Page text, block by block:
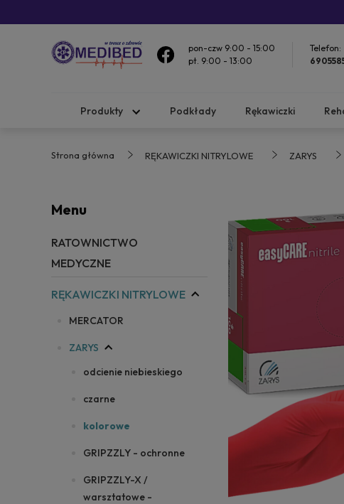
pon-czw 9:00 - 15:00
pt. 9:00 - 13:00
Telefon:
Produkty Podkłady Rękawiczki
Strona główna RĘKAWICZKI NITRYLOWE ZARYS
Menu
RATOWNICTWO
MEDYCZNE
RĘKAWICZKI NITRYLOWE
MERCATOR
ZARYS
odcienie niebieskiego
czarne
kolorowe
GRIPZZLY - ochronne
GRIPZZLY-X /
warsztatowe -